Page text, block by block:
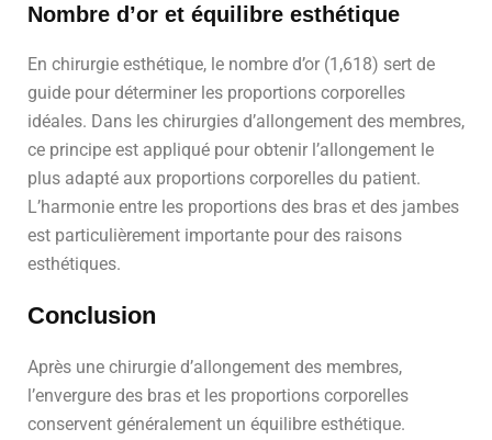
Nombre d’or et équilibre esthétique
En chirurgie esthétique, le nombre d’or (1,618) sert de
guide pour déterminer les proportions corporelles
idéales. Dans les chirurgies d’allongement des membres,
ce principe est appliqué pour obtenir l’allongement le
plus adapté aux proportions corporelles du patient.
L’harmonie entre les proportions des bras et des jambes
est particulièrement importante pour des raisons
esthétiques.
Conclusion
Après une chirurgie d’allongement des membres,
l’envergure des bras et les proportions corporelles
conservent généralement un équilibre esthétique.